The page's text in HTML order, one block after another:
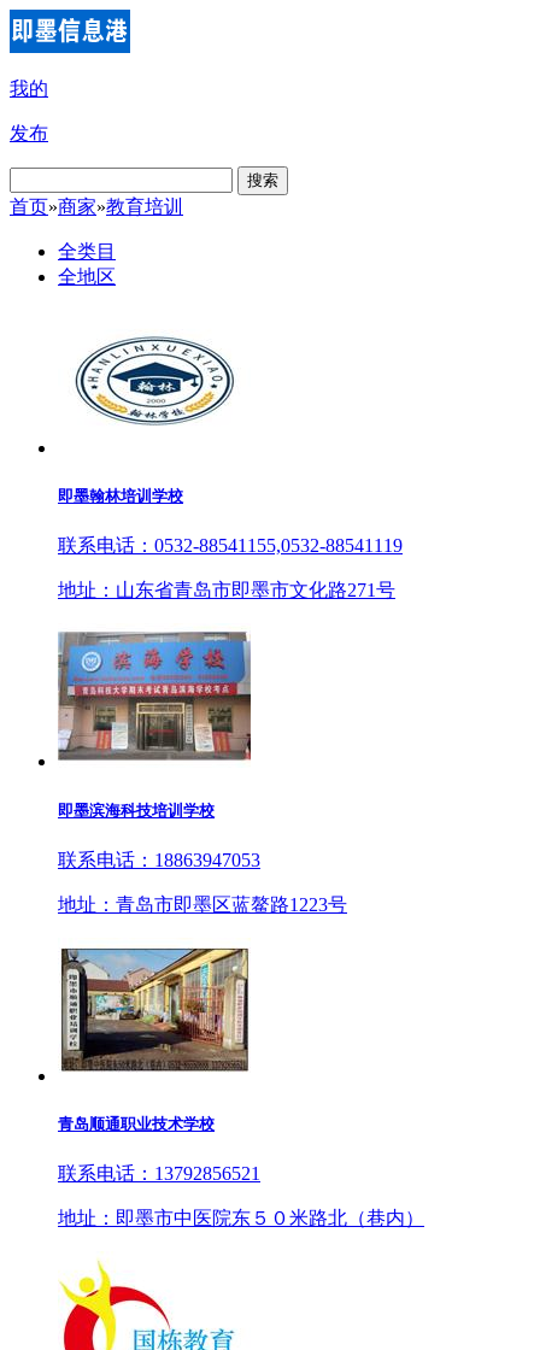
我的
发布
搜索
首页»商家»教育培训
全类目
全地区
即墨翰林培训学校
联系电话：0532-88541155,0532-88541119
地址：山东省青岛市即墨市文化路271号
即墨滨海科技培训学校
联系电话：18863947053
地址：青岛市即墨区蓝鳌路1223号
青岛顺通职业技术学校
联系电话：13792856521
地址：即墨市中医院东５０米路北（巷内）